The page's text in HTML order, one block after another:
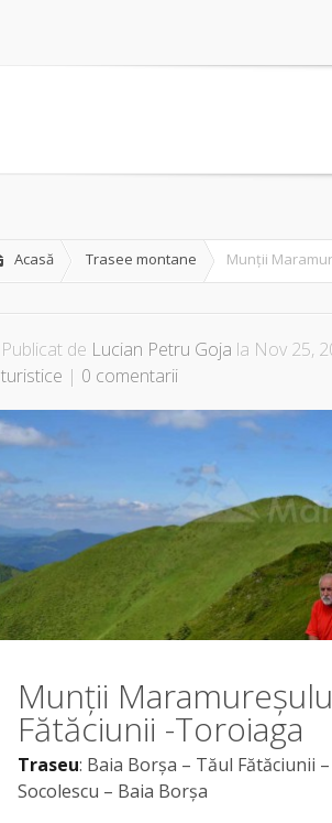
Acasă Trasee montane Munții
Publicat de Lucian Petru Goja la Nov 25,
turistice | 0 comentarii
Munții
Fătăciunii -Toroiaga
Traseu: Baia Borșa – Tăul Fătăciunii
Socolescu – Baia Borșa